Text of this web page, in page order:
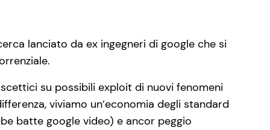
lanciato da ex ingegneri di google che si
su possibili exploit di nuovi fenomeni
viviamo un’economia degli standard
batte google video) e ancor peggio